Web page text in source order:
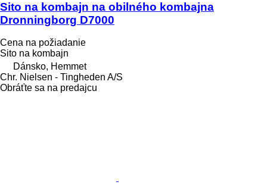
Sito na kombajn na obilného kombajna
Dronningborg D7000
Cena na požiadanie
Sito na kombajn
Dánsko, Hemmet
Chr. Nielsen - Tingheden A/S
Obráťte sa na predajcu